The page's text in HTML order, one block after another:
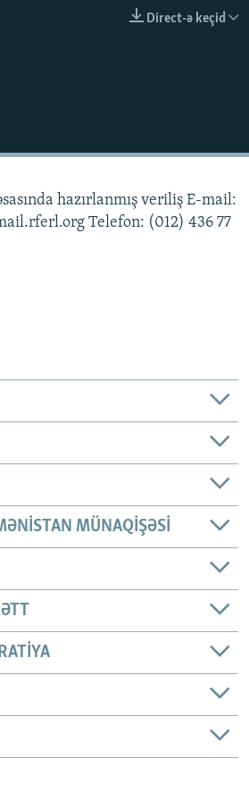
Direct-ə keçid
hazırlanmış veriliş E-mail:
Telefon: (012) 436 77
MÜNAQIŞƏSI